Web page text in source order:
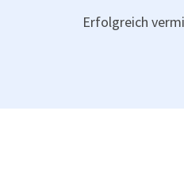
Erfolgreich